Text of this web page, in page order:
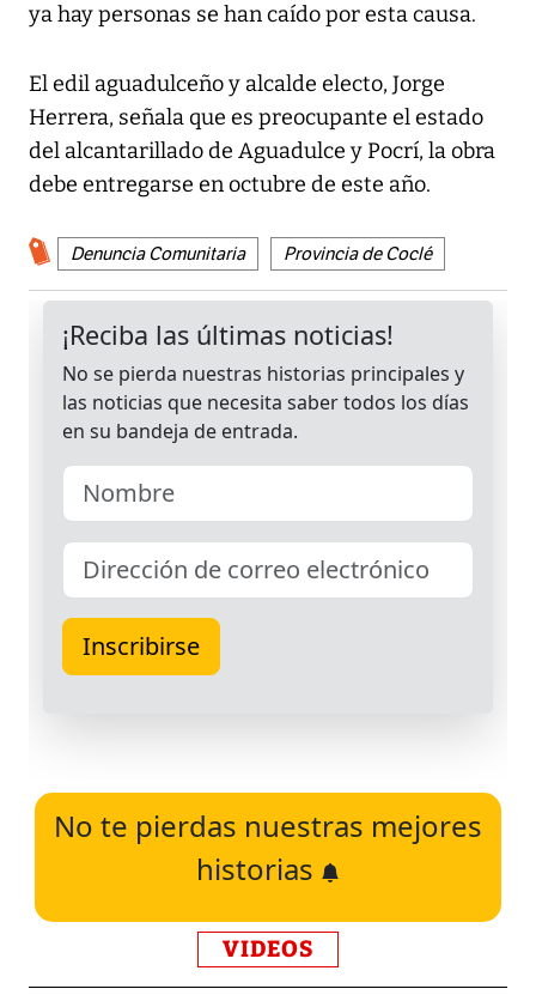
ya hay personas se han caído por esta causa.
El edil aguadulceño y alcalde electo, Jorge
Herrera, señala que es preocupante el estado
del alcantarillado de Aguadulce y Pocrí, la obra
debe entregarse en octubre de este año.
Denuncia Comunitaria Provincia de Coclé
No te pierdas nuestras mejores
historias
VIDEOS